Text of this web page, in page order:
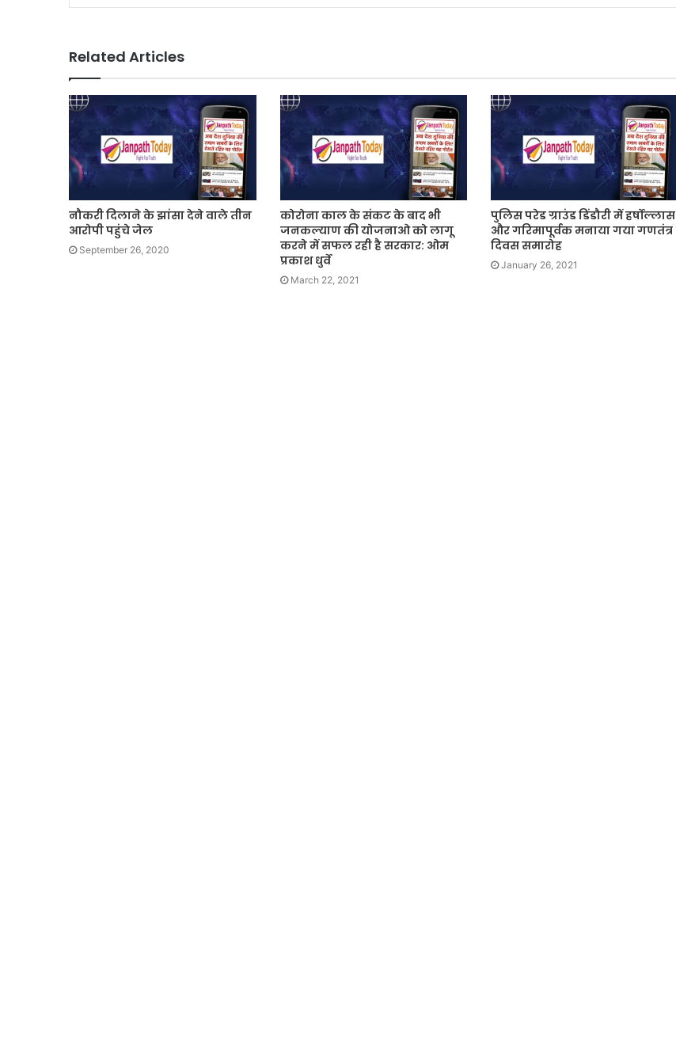
Related Articles
नौकरी दिलाने के झांसा देने वाले तीन
आरोपी पहुंचे जेल
September 26, 2020
कोरोना काल के संकट के बाद भी
जनकल्याण की योजनाओ को लागू
करने में सफल रही है सरकार: ओम
प्रकाश धुर्वे
March 22, 2021
पुलिस परेड ग्राउंड डिंडौरी में हर्षोल्लास
और गरिमापूर्वक मनाया गया गणतंत्र
दिवस समारोह
January 26, 2021